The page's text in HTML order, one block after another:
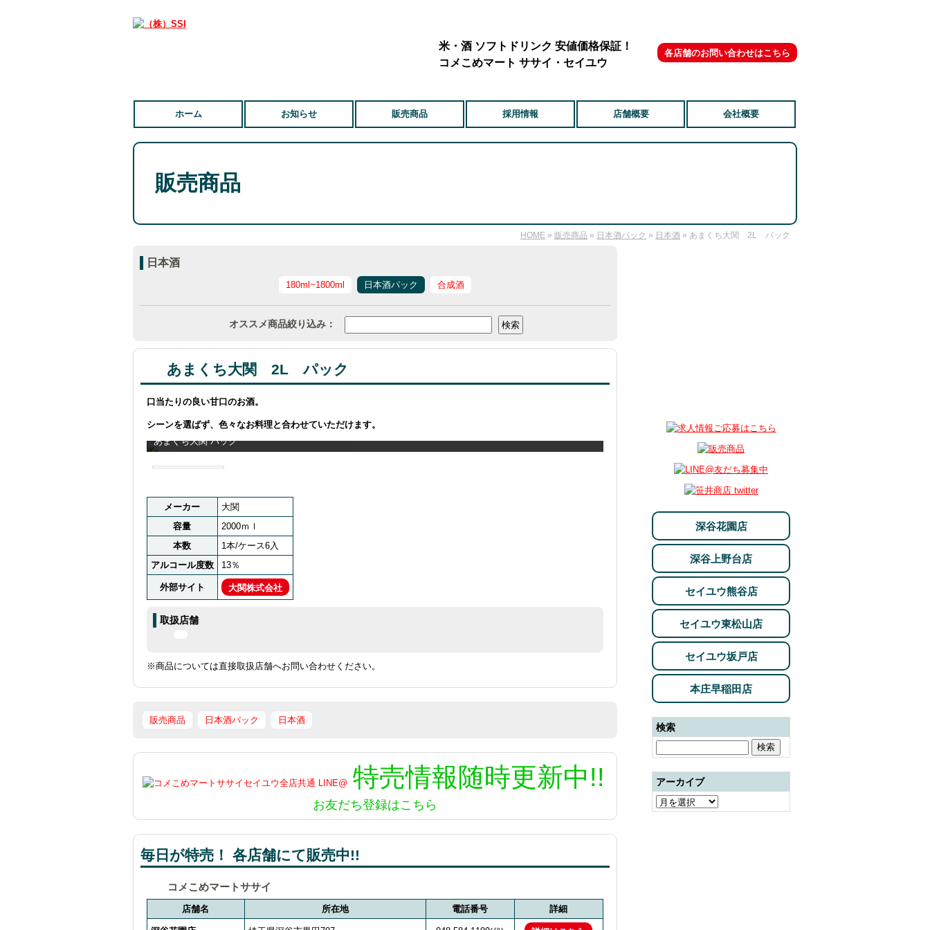
米・酒 ソフトドリンク 安値価格保証！
コメこめマート ササイ・セイユウ
各店舗のお問い合わせはこちら
ホーム お知らせ 販売商品 採用情報 店舗概要 会社概要
販売商品
HOME » 販売商品 » 日本酒パック » 日本酒 » あまくち大関 2L パック
深谷花園店
深谷上野台店
セイユウ熊谷店
セイユウ東松山店
セイユウ坂戸店
本庄早稲田店
検索
アーカイブ
日本酒
180ml~1800ml 日本酒パック 合成酒
オススメ商品絞り込み：
あまくち大関 2L パック
口当たりの良い甘口のお酒。
シーンを選ばず、色々なお料理と合わせていただけます。
あまくち大関 パック
メーカー
大関
容量
2000ｍｌ
本数
1本/ケース6入
アルコール度数
13％
外部サイト 大関株式会社
取扱店舗
※商品については直接取扱店舗へお問い合わせください。
販売商品 日本酒パック 日本酒
特売情報随時更新中!!
お友だち登録はこちら
毎日が特売！ 各店舗にて販売中!!
コメこめマートササイ
店舗名 所在地 電話番号 詳細